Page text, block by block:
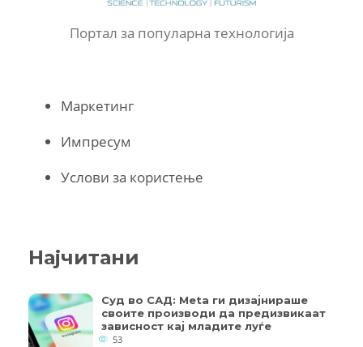
Портал за популарна технологија
Маркетинг
Импресум
Услови за користење
Најчитани
Суд во САД: Meta ги дизајнираше
своите производи да предизвикаат
зависност кај младите луѓе
53